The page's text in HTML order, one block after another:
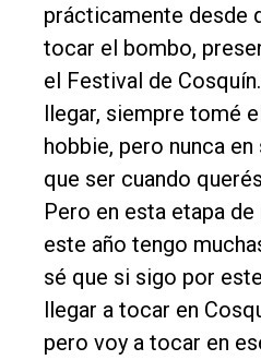
prácticamente desde
tocar el bombo,
el Festival de
llegar, siempre tomé
hobbie, pero nunca
que ser cuando
Pero en esta etapa
este año tengo
sé que si sigo por
llegar a tocar en
pero voy a tocar en